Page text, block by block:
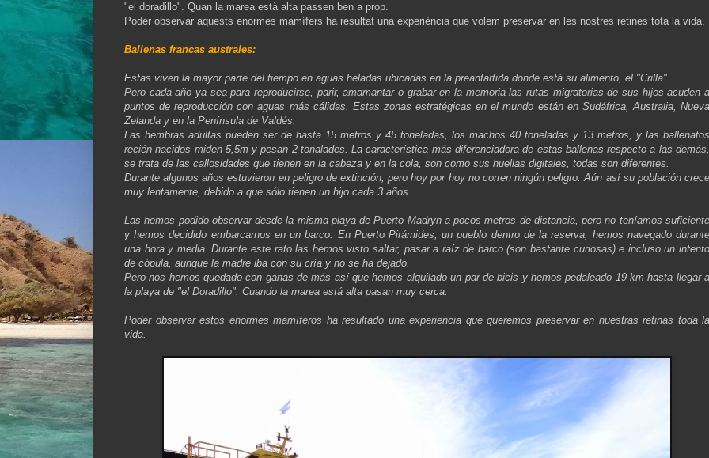
"el doradillo". Quan la marea està alta passen ben a prop.
Poder observar aquests enormes mamífers ha resultat una experiència que volem preservar en les nostres retines tota la vida.
Ballenas francas australes:
Estas viven la mayor parte del tiempo en aguas heladas ubicadas en la preantartida donde está su alimento, el "Crilla".
Pero cada año ya sea para reproducirse, parir, amamantar o grabar en la memoria las rutas migratorias de sus hijos acuden a
puntos de reproducción con aguas más cálidas. Estas zonas estratégicas en el mundo están en Sudáfrica, Australia, Nueva
Zelanda y en la Península de Valdés.
Las hembras adultas pueden ser de hasta 15 metros y 45 toneladas, los machos 40 toneladas y 13 metros, y las ballenatos
recién nacidos miden 5,5m y pesan 2 tonalades. La característica más diferenciadora de estas ballenas respecto a las demás,
se trata de las callosidades que tienen en la cabeza y en la cola, son como sus huellas digitales, todas son diferentes.
Durante algunos años estuvieron en peligro de extinción, pero hoy por hoy no corren ningún peligro. Aún así su población crece
muy lentamente, debido a que sólo tienen un hijo cada 3 años.
Las hemos podido observar desde la misma playa de Puerto Madryn a pocos metros de distancia, pero no teníamos suficiente
y hemos decidido embarcarnos en un barco. En Puerto Pirámides, un pueblo dentro de la reserva, hemos navegado durante
una hora y media. Durante este rato las hemos visto saltar, pasar a raíz de barco (son bastante curiosas) e incluso un intento
de cópula, aunque la madre iba con su cría y no se ha dejado.
Pero nos hemos quedado con ganas de más así que hemos alquilado un par de bicis y hemos pedaleado 19 km hasta llegar a
la playa de "el Doradillo". Cuando la marea está alta pasan muy cerca.
Poder observar estos enormes mamíferos ha resultado una experiencia que queremos preservar en nuestras retinas toda la
vida.